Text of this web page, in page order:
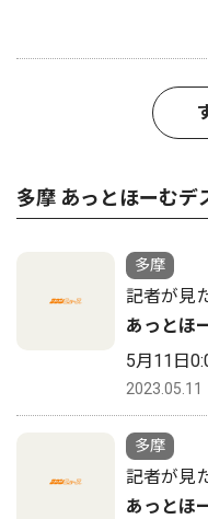
多摩 あっとほーむデ
多摩
記者が見
あっとほ
5月11日
2023.05.11
多摩
記者が見
あっとほ